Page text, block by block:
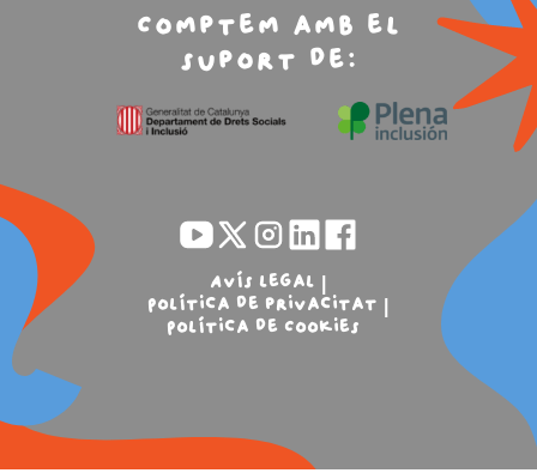
Comptem amb el
suport de:
Avís legal
Política de privacitat
Política de Cookies